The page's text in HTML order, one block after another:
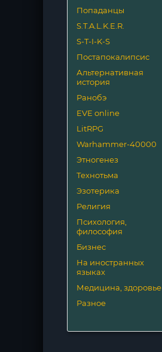
Попаданцы
S.T.A.L.K.E.R.
S-T-I-K-S
Постапокалипсис
Альтернативная
история
Ранобэ
EVE online
LitRPG
Warhammer-40000
Этногенез
Технотьма
Эзотерика
Религия
Психология,
философия
Бизнес
На иностранных
языках
Медицина, здоровье
Разное